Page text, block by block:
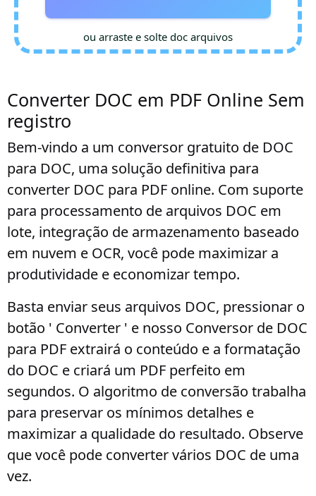
ou arraste e solte doc arquivos
Converter DOC em PDF Online Sem
registro
Bem-vindo a um conversor gratuito de DOC
para DOC, uma solução definitiva para
converter DOC para PDF online. Com suporte
para processamento de arquivos DOC em
lote, integração de armazenamento baseado
em nuvem e OCR, você pode maximizar a
produtividade e economizar tempo.
Basta enviar seus arquivos DOC, pressionar o
botão ' Converter ' e nosso Conversor de DOC
para PDF extrairá o conteúdo e a formatação
do DOC e criará um PDF perfeito em
segundos. O algoritmo de conversão trabalha
para preservar os mínimos detalhes e
maximizar a qualidade do resultado. Observe
que você pode converter vários DOC de uma
vez.